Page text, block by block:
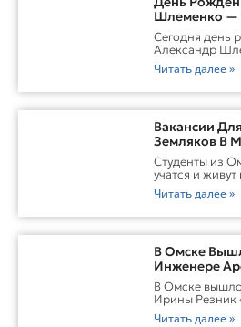
Шлеменко —
Сегодня день
Александр
Читать далее »
Вакансии
Земляков В
Студенты из
учатся и
Читать далее »
В Омске
Инженере
В Омске
Ирины Резник
Читать далее »